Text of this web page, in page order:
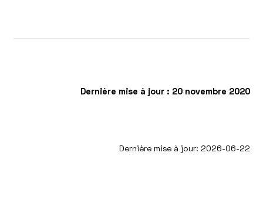
Dernière mise à jour : 20 novembre 2020
Dernière mise à jour: 2026-06-22